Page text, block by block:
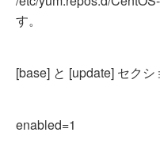
す。
[base] と [update] セクシ
enabled=1